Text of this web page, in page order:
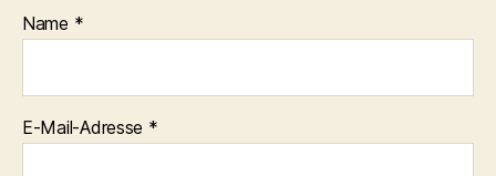
Name *
E-Mail-Adresse *